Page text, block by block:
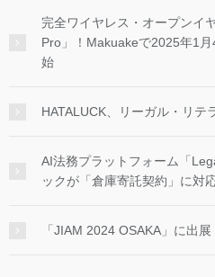
完全ワイヤレス・オープンイ
Pro」！Makuakeで2025年1
始
HATALUCK、リーガル・リテ
AI法務プラットフォーム「
ックが「倉庫寄託契約」に対
「JIAM 2024 OSAKA」に出展